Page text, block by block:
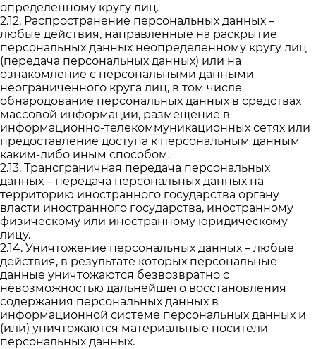
определенному кругу лиц.
2.12. Распространение персональных данных –
любые действия, направленные на раскрытие
персональных данных неопределенному кругу лиц
(передача персональных данных) или на
ознакомление с персональными данными
неограниченного круга лиц, в том числе
обнародование персональных данных в средствах
массовой информации, размещение в
информационно-телекоммуникационных сетях или
предоставление доступа к персональным данным
каким-либо иным способом.
2.13. Трансграничная передача персональных
данных – передача персональных данных на
территорию иностранного государства органу
власти иностранного государства, иностранному
физическому или иностранному юридическому
лицу.
2.14. Уничтожение персональных данных – любые
действия, в результате которых персональные
данные уничтожаются безвозвратно с
невозможностью дальнейшего восстановления
содержания персональных данных в
информационной системе персональных данных и
(или) уничтожаются материальные носители
персональных данных.